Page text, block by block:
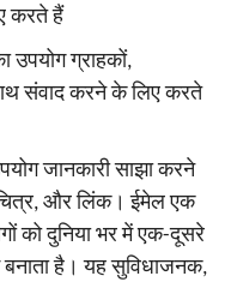
करते हैं
उपयोग ग्राहकों,
संवाद करने के लिए करते
जानकारी साझा करने
और लिंक। ईमेल एक
को दुनिया भर में एक-दूसरे
है। यह सुविधाजनक,